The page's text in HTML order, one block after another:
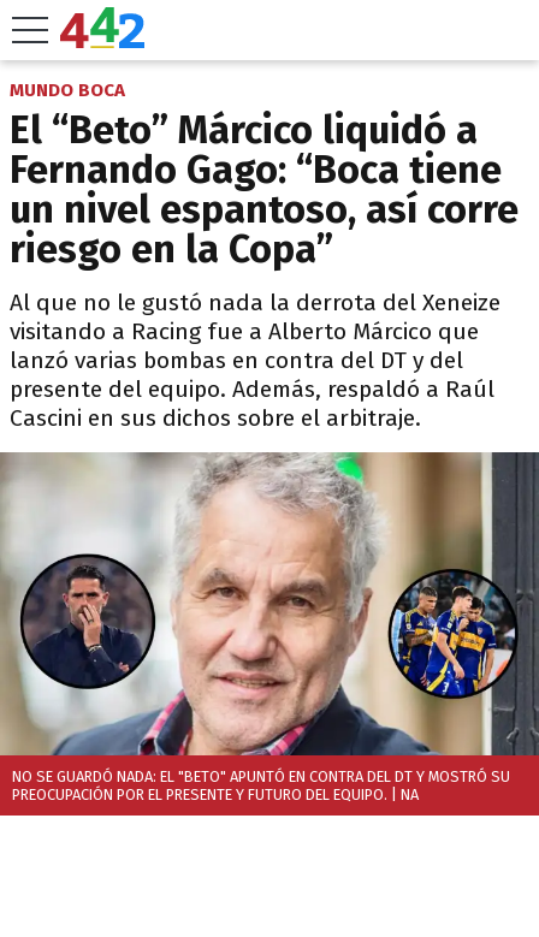
MUNDO BOCA
El “Beto” Márcico liquidó a
Fernando Gago: “Boca tiene
un nivel espantoso, así corre
riesgo en la Copa”
Al que no le gustó nada la derrota del Xeneize
visitando a Racing fue a Alberto Márcico que
lanzó varias bombas en contra del DT y del
presente del equipo. Además, respaldó a Raúl
Cascini en sus dichos sobre el arbitraje.
NO SE GUARDÓ NADA: EL "BETO" APUNTÓ EN CONTRA DEL DT Y MOSTRÓ SU
PREOCUPACIÓN POR EL PRESENTE Y FUTURO DEL EQUIPO. | NA